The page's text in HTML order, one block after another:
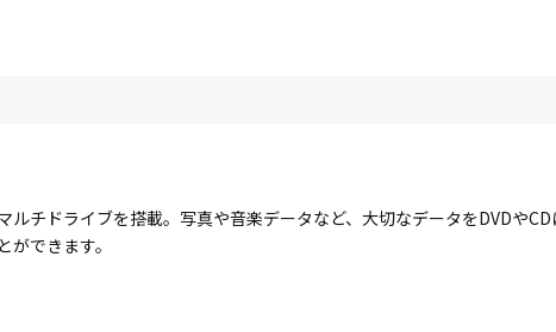
ルチドライブを搭載。写真や音楽データなど、大切なデータをDVDや
できます。